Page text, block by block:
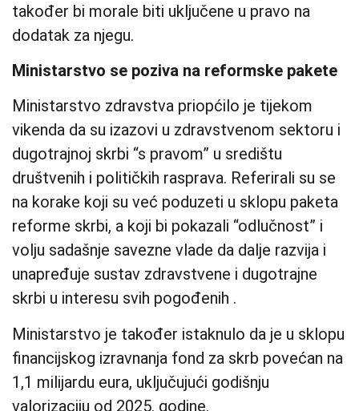
također bi morale biti uključene u pravo na
dodatak za njegu.
Ministarstvo se poziva na reformske pakete
Ministarstvo zdravstva priopćilo je tijekom
vikenda da su izazovi u zdravstvenom sektoru i
dugotrajnoj skrbi “s pravom” u središtu
društvenih i političkih rasprava. Referirali su se
na korake koji su već poduzeti u sklopu paketa
reforme skrbi, a koji bi pokazali “odlučnost” i
volju sadašnje savezne vlade da dalje razvija i
unapređuje sustav zdravstvene i dugotrajne
skrbi u interesu svih pogođenih .
Ministarstvo je također istaknulo da je u sklopu
financijskog izravnanja fond za skrb povećan na
1,1 milijardu eura, uključujući godišnju
valorizaciju od 2025. godine.